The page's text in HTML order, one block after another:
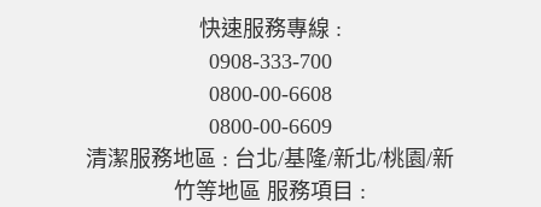
快速服務專線 :
0908-333-700
0800-00-6608
0800-00-6609
清潔服務地區 : 台北/基隆/新北/桃園/新
竹等地區 服務項目 :